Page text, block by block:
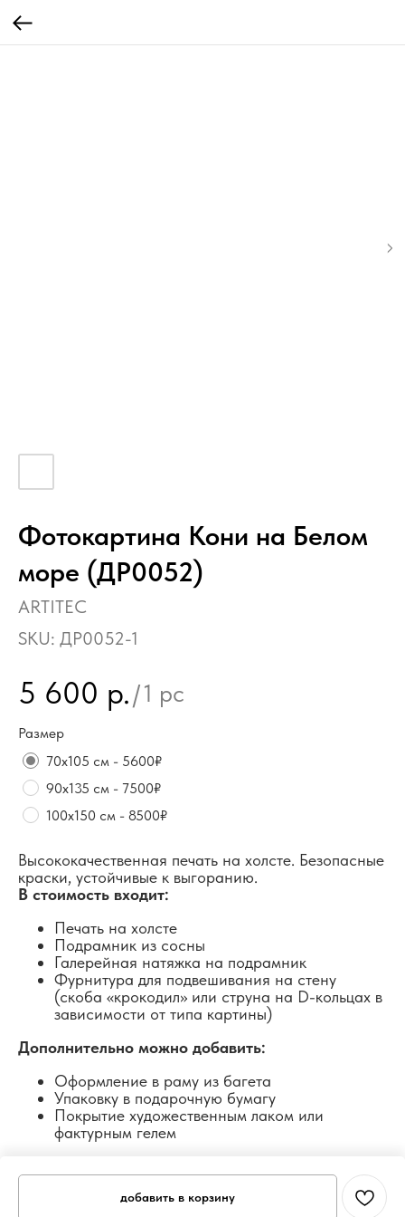
Фотокартина Кони на Белом
море (ДР0052)
ARTITEC
SKU: ДР0052-1
5 600 р./1 pc
Размер
70х105 см - 5600₽
90х135 см - 7500₽
100х150 см - 8500₽
добавить в корзину
Высококачественная печать на холсте. Безопасные
краски, устойчивые к выгоранию.
В стоимость входит:
Печать на холсте
Подрамник из сосны
Галерейная натяжка на подрамник
Фурнитура для подвешивания на стену
(скоба «крокодил» или струна на D-кольцах в
зависимости от типа картины)
Дополнительно можно добавить:
Оформление в раму из багета
Упаковку в подарочную бумагу
Покрытие художественным лаком или
фактурным гелем